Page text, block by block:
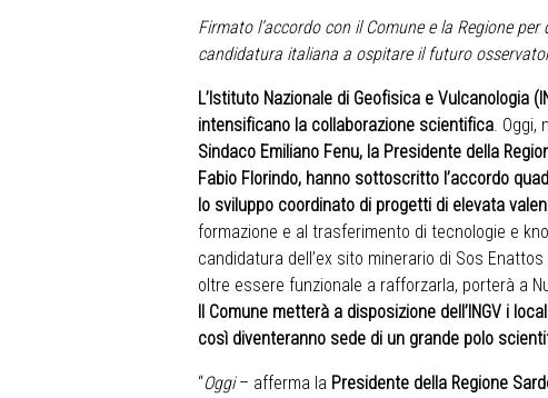
Firmato l’accordo con il Comune e la Regione
candidatura italiana a ospitare il futuro
L’Istituto Nazionale di Geofisica e Vulcanologia
intensificano la collaborazione scientifica. Oggi,
Sindaco Emiliano Fenu, la Presidente della
Fabio Florindo, hanno sottoscritto l’accordo
lo sviluppo coordinato di progetti di elevata
formazione e al trasferimento di tecnologie e
candidatura dell’ex sito minerario di Sos
oltre essere funzionale a rafforzarla, porterà a
Il Comune metterà a disposizione dell’INGV i
così diventeranno sede di un grande polo
“Oggi– afferma la Presidente della Regione